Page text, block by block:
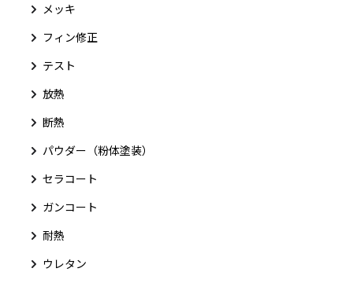
メッキ
フィン修正
テスト
放熱
断熱
パウダー（粉体塗装）
セラコート
ガンコート
耐熱
ウレタン